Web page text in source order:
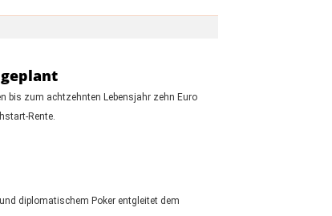
bis zum achtzehnten Lebensjahr zehn Euro
Rente.
diplomatischem Poker entgleitet dem